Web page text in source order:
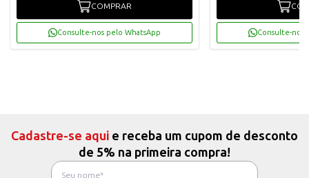
COMPRAR
Consulte-nos pelo WhatsApp Consulte-nos
Cadastre-se aqui e receba um cupom de desconto
de 5% na primeira compra!